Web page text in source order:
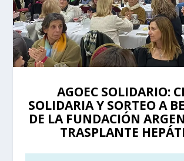
AGOEC SOLIDARIO:
SOLIDARIA Y SORTEO A
DE LA FUNDACIÓN
TRASPLANTE